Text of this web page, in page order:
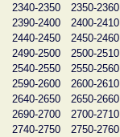
2340-2350
2350-2360
2390-2400
2400-2410
2440-2450
2450-2460
2490-2500
2500-2510
2540-2550
2550-2560
2590-2600
2600-2610
2640-2650
2650-2660
2690-2700
2700-2710
2740-2750
2750-2760